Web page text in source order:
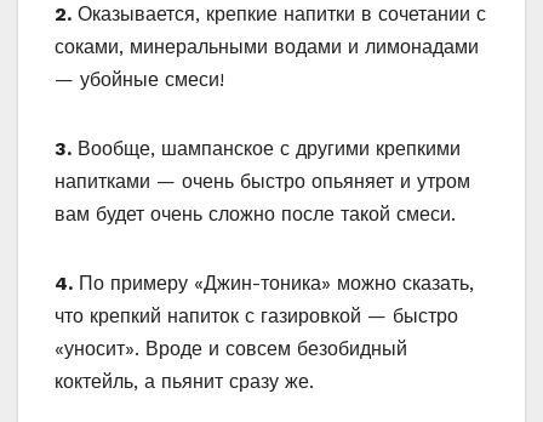
2. Оказывается, крепкие напитки в сочетании с
соками, минеральными водами и лимонадами
— убойные смеси!
3. Вообще, шампанское с другими крепкими
напитками — очень быстро опьяняет и утром
вам будет очень сложно после такой смеси.
4. По примеру «Джин-тоника» можно сказать,
что крепкий напиток с газировкой — быстро
«уносит». Вроде и совсем безобидный
коктейль, а пьянит сразу же.